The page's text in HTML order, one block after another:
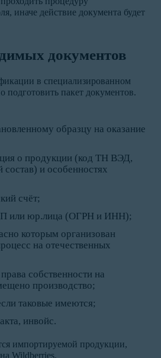
иначе действие документа будет
документов
в специализированном
подготовить пакет документов.
образцу на оказание
о продукции (код ТН ВЭД,
и особенностях
счёт;
или юр.лица (ОГРН и ИНН);
которым организован
на отечественных
собственности на
производство;
таковые имеются;
инвойс.
импортируемой продукции,
Wildberries.